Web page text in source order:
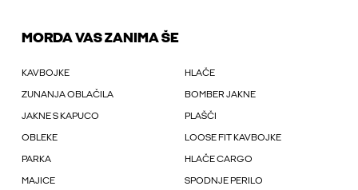
MORDA VAS ZANIMA ŠE
KAVBOJKE HLAČE
ZUNANJA OBLAČILA BOMBER JAKNE
JAKNE S KAPUCO PLAŠČI
OBLEKE LOOSE FIT KAVBOJKE
PARKA HLAČE CARGO
MAJICE SPODNJE PERILO